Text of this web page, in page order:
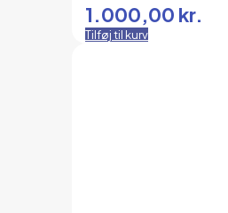
1.000,00 kr.
Tilføj til kurv